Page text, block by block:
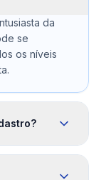
da
se
os níveis